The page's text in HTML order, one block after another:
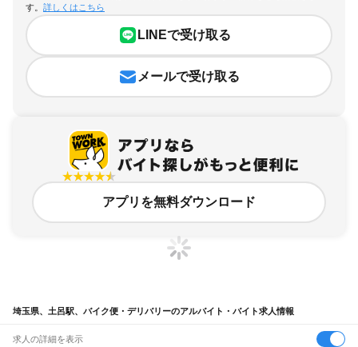
す。 詳しくはこちら
LINEで受け取る
メールで受け取る
アプリを無料ダウンロード
埼玉県、土呂駅、バイク便・デリバリーのアルバイト・バイト求人情報
求人の詳細を表示